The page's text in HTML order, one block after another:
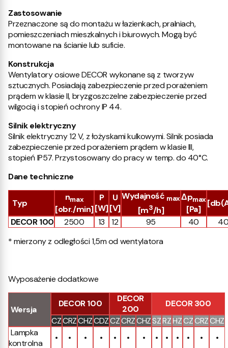
Zastosowanie
Przeznaczone są do montażu w łazienkach, pralniach,
pomieszczeniach mieszkalnych i biurowych. Mogą być
montowane na ścianie lub suficie.
Konstrukcja
Wentylatory osiowe DECOR wykonane są z tworzyw
sztucznych. Posiadają zabezpieczenie przed porażeniem
prądem w klasie II, bryzgoszczelne zabezpieczenie przed
wilgocią i stopień ochrony IP 44.
Silnik elektryczny
Silnik elektryczny 12 V, z łożyskami kulkowymi. Silnik posiada
zabezpieczenie przed porażeniem prądem w klasie III,
stopień IP57. Przystosowany do pracy w temp. do 40°C.
Dane techniczne
Typ
nmax
[obr./min]
P
[W]
U
[V]
Wydajność max
[m3/h]
Δpmax
[Pa]
DECOR 100
2500 13 12 95 40
* mierzony z odległości 1,5m od wentylatora
Wyposażenie dodatkowe
Wersja
DECOR 100
DECOR
200
DECOR 300
CZCRZCHZCDZCZCRZCHZSZRZHZCZCRZCHZ
Lampka
kontrolna
• • • • • • • • • • • • •